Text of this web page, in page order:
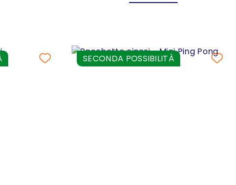
SECONDA POSSIBILITÀ